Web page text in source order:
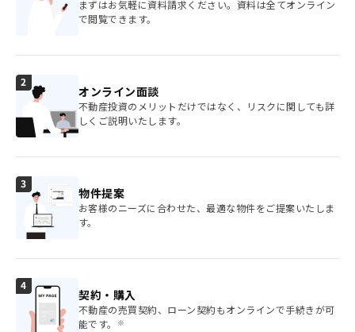
まずはお気軽に資料請求ください。資料は全てオンライン
で閲覧できます。
オンライン面談
不動産投資のメリットだけではなく、リスクに関しても詳
しくご説明いたします。
物件提案
お客様のニーズに合わせた、最適な物件をご提案いたしま
す。
契約・購入
不動産の売買契約、ローン契約もオンラインで手続きが可
能です。
※